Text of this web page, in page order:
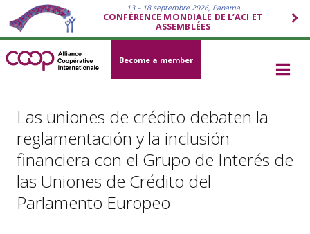
13 – 18 septembre 2026, Panama
CONFÉRENCE MONDIALE DE L’ACI ET
ASSEMBLÉES
Become a member
Las uniones de crédito debaten la
reglamentación y la inclusión
financiera con el Grupo de Interés de
las Uniones de Crédito del
Parlamento Europeo